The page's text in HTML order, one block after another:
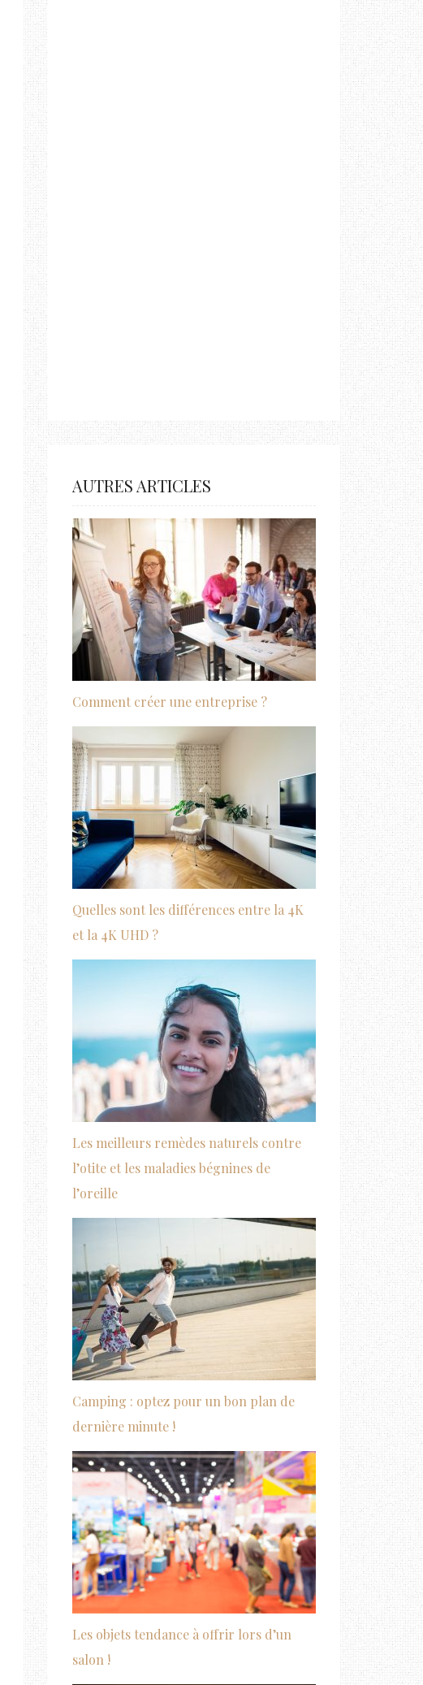
AUTRES ARTICLES
Comment créer une entreprise ?
Quelles sont les différences entre la 4K
et la 4K UHD ?
Les meilleurs remèdes naturels contre
l’otite et les maladies bégnines de
l’oreille
Camping : optez pour un bon plan de
dernière minute !
Les objets tendance à offrir lors d’un
salon !